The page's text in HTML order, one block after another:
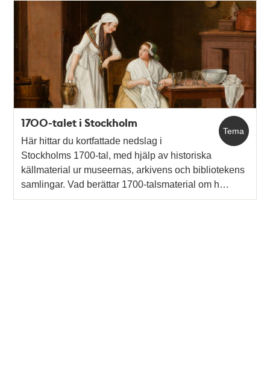
Tema
1700-talet i Stockholm
Här hittar du kortfattade nedslag i
Stockholms 1700-tal, med hjälp av historiska
källmaterial ur museernas, arkivens och bibliotekens
samlingar. Vad berättar 1700-talsmaterial om h…